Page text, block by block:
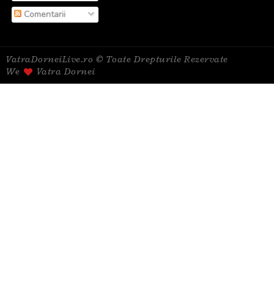
Comentarii
VatraDorneiLive.ro © Toate Drepturile Rezervate
We
Vatra Dornei